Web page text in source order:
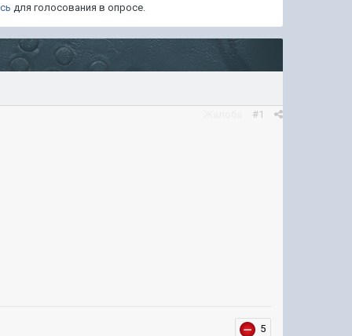
для голосования в опросе.
#1
5